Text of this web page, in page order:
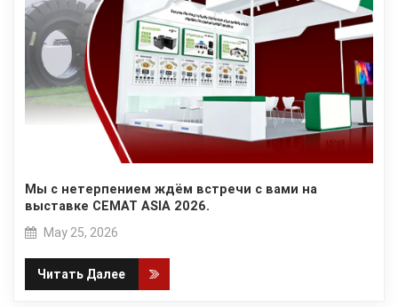
Мы с нетерпением ждём встречи с вами на
выставке CEMAT ASIA 2026.
May 25, 2026
Читать Далее